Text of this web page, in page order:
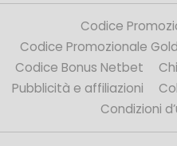
Codice
Codice Promozionale
Codice Bonus Netbet
Pubblicità e affiliazioni
Condizioni